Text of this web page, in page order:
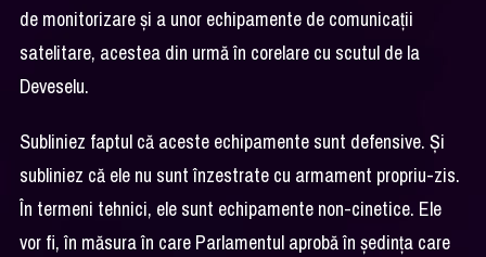
de monitorizare şi a unor echipamente de comunicaţii
satelitare, acestea din urmă în corelare cu scutul de la
Deveselu.
Subliniez faptul că aceste echipamente sunt defensive. Şi
subliniez că ele nu sunt înzestrate cu armament propriu-zis.
În termeni tehnici, ele sunt echipamente non-cinetice. Ele
vor fi, în măsura în care Parlamentul aprobă în şedinţa care